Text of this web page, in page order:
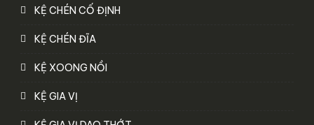
KỆ CHÉN CỐ ĐỊNH
KỆ CHÉN ĐĨA
KỆ XOONG NỒI
KỆ GIA VỊ